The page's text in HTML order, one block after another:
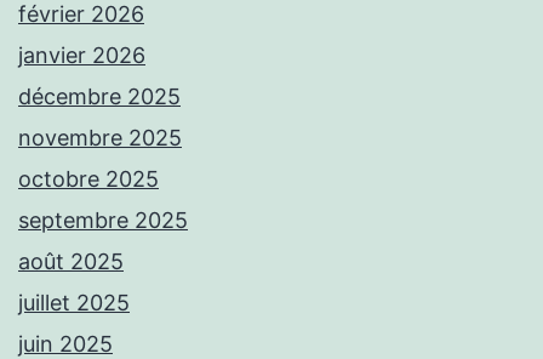
février 2026
janvier 2026
décembre 2025
novembre 2025
octobre 2025
septembre 2025
août 2025
juillet 2025
juin 2025